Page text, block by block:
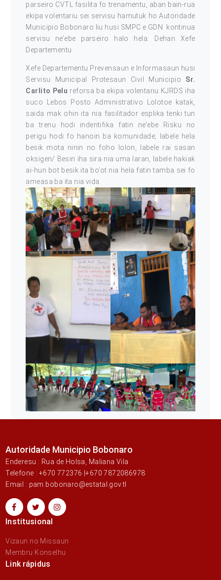
parseiro CVTL fasilita fo trenamentu, aban bain-rua
ekipa volentariu sei servisu hamutuk ho Autoridade
Municipio Bobonaro liu husi SMPC e GDN kontinua
servisu ne’ebe parseiro halo hela. Dehan Xefe
Departementu.
Xefe Departementu Prevensaun e Informasaun husi
Servisu Municipal Protesaun Civil Municipio Sr.
Carlito Pelu reforsa ba ekipa volentariu KJRDS iha
suco Lebos Posto Administrativo Lolotoe katak,
saida mak ohin ita nia fasilitador esplika tenki tun
ba trenu hodi indentifika fatin ne’ebe Risku no
perigu hodi fo hanoin ba komunidade; labele hela
besik mota ninin no foho lolon, labele rai sasan
oksigen/ Besin iha sira nia uma laran, labele hakiak
ai-hun bot besik ita bo’ot nia hela fatin tamba sei fo
ameasa ba ita nia vida.
Autoridade Municipio Bobonaro
Enderesu : Rua de Holsa, Maliana Vila
Telefone : +670 772376 |+670 7872086978
Email : pam.bobonaro@estatal.gov.tl
Institusional
Vizaun no Missaun
Membru Konselhu
Link rápidus